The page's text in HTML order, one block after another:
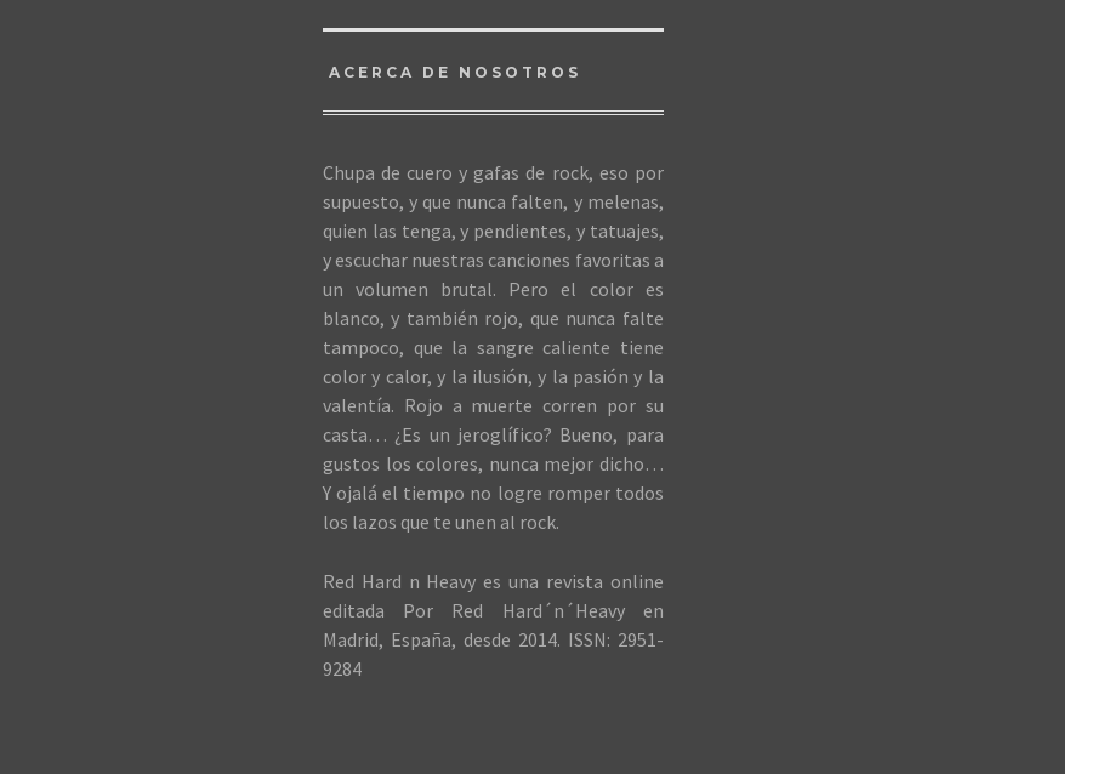
ACERCA DE NOSOTROS
Chupa de cuero y gafas de rock, eso por
supuesto, y que nunca falten, y melenas,
quien las tenga, y pendientes, y tatuajes,
y escuchar nuestras canciones favoritas a
un volumen brutal. Pero el color es
blanco, y también rojo, que nunca falte
tampoco, que la sangre caliente tiene
color y calor, y la ilusión, y la pasión y la
valentía. Rojo a muerte corren por su
casta… ¿Es un jeroglífico? Bueno, para
gustos los colores, nunca mejor dicho…
Y ojalá el tiempo no logre romper todos
los lazos que te unen al rock.
Red Hard n Heavy es una revista online
editada Por Red Hard´n´Heavy en
Madrid, España, desde 2014. ISSN: 2951-
9284